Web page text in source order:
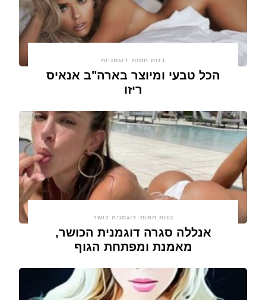
בנות חמות דוגמניות
הכל טבעי ומיוצר בארה"ב אנאיס
ריזו
בנות חמות דוגמנית כושר
אנללה סגרה דוגמנית הכושר,
מאמנת ומפתחת הגוף